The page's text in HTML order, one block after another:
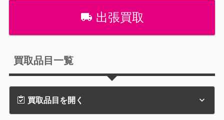
出張買取
買取品目一覧
買取品目を開く